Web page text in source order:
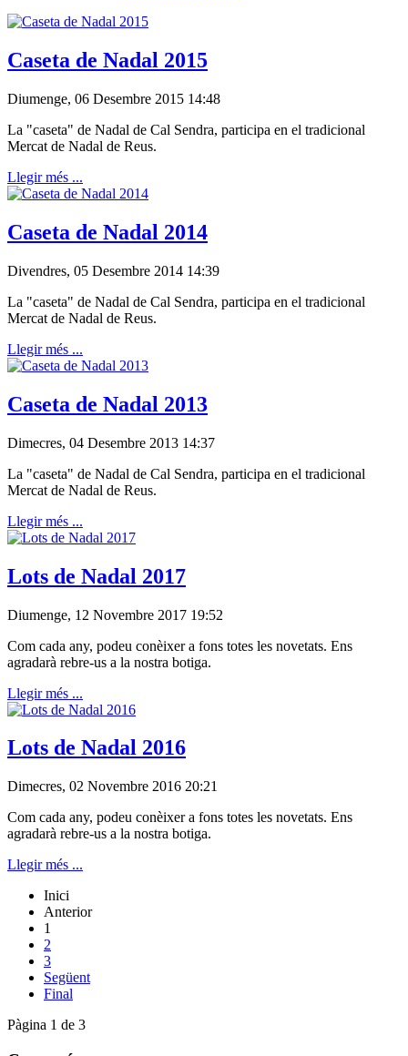
Caseta de Nadal 2015
Diumenge, 06 Desembre 2015 14:48
La "caseta" de Nadal de Cal Sendra, participa en el tradicional
Mercat de Nadal de Reus.
Llegir més ...
Caseta de Nadal 2014
Divendres, 05 Desembre 2014 14:39
La "caseta" de Nadal de Cal Sendra, participa en el tradicional
Mercat de Nadal de Reus.
Llegir més ...
Caseta de Nadal 2013
Dimecres, 04 Desembre 2013 14:37
La "caseta" de Nadal de Cal Sendra, participa en el tradicional
Mercat de Nadal de Reus.
Llegir més ...
Lots de Nadal 2017
Diumenge, 12 Novembre 2017 19:52
Com cada any, podeu conèixer a fons totes les novetats. Ens
agradarà rebre-us a la nostra botiga.
Llegir més ...
Lots de Nadal 2016
Dimecres, 02 Novembre 2016 20:21
Com cada any, podeu conèixer a fons totes les novetats. Ens
agradarà rebre-us a la nostra botiga.
Llegir més ...
Inici
Anterior
1
2
3
Següent
Final
Pàgina 1 de 3